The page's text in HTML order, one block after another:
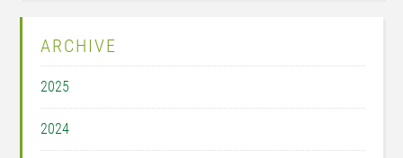
ARCHIVE
2025
2024